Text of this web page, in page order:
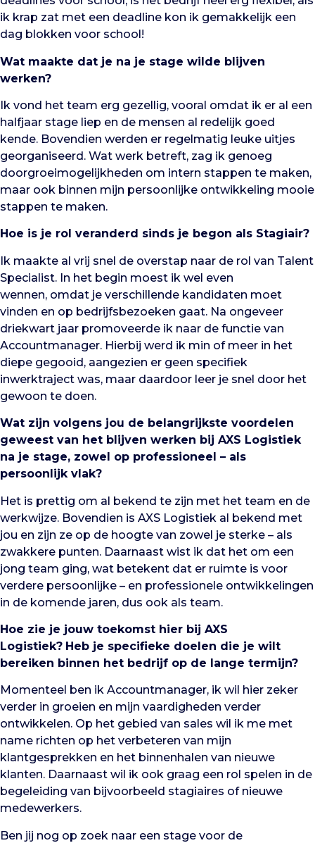
ik krap zat met een deadline kon ik gemakkelijk een
dag blokken voor school!
Wat maakte dat je na je stage wilde blijven
werken?
Ik vond het team erg gezellig, vooral omdat ik er al een
halfjaar stage liep en de mensen al redelijk goed
kende. Bovendien werden er regelmatig leuke uitjes
georganiseerd. Wat werk betreft, zag ik genoeg
doorgroeimogelijkheden om intern stappen te maken,
maar ook binnen mijn persoonlijke ontwikkeling mooie
stappen te maken.
Hoe is je rol veranderd sinds je begon als Stagiair?
Ik maakte al vrij snel de overstap naar de rol van Talent
Specialist. In het begin moest ik wel even
wennen, omdat je verschillende kandidaten moet
vinden en op bedrijfsbezoeken gaat. Na ongeveer
driekwart jaar promoveerde ik naar de functie van
Accountmanager. Hierbij werd ik min of meer in het
diepe gegooid, aangezien er geen specifiek
inwerktraject was, maar daardoor leer je snel door het
gewoon te doen.
Wat zijn volgens jou de belangrijkste voordelen
geweest van het blijven werken bij AXS Logistiek
na je stage, zowel op professioneel – als
persoonlijk vlak?
Het is prettig om al bekend te zijn met het team en de
werkwijze. Bovendien is AXS Logistiek al bekend met
jou en zijn ze op de hoogte van zowel je sterke – als
zwakkere punten. Daarnaast wist ik dat het om een
jong team ging, wat betekent dat er ruimte is voor
verdere persoonlijke – en professionele ontwikkelingen
in de komende jaren, dus ook als team.
Hoe zie je jouw toekomst hier bij AXS
Logistiek? Heb je specifieke doelen die je wilt
bereiken binnen het bedrijf op de lange termijn?
Momenteel ben ik Accountmanager, ik wil hier zeker
verder in groeien en mijn vaardigheden verder
ontwikkelen. Op het gebied van sales wil ik me met
name richten op het verbeteren van mijn
klantgesprekken en het binnenhalen van nieuwe
klanten. Daarnaast wil ik ook graag een rol spelen in de
begeleiding van bijvoorbeeld stagiaires of nieuwe
medewerkers.
Ben jij nog op zoek naar een stage voor de